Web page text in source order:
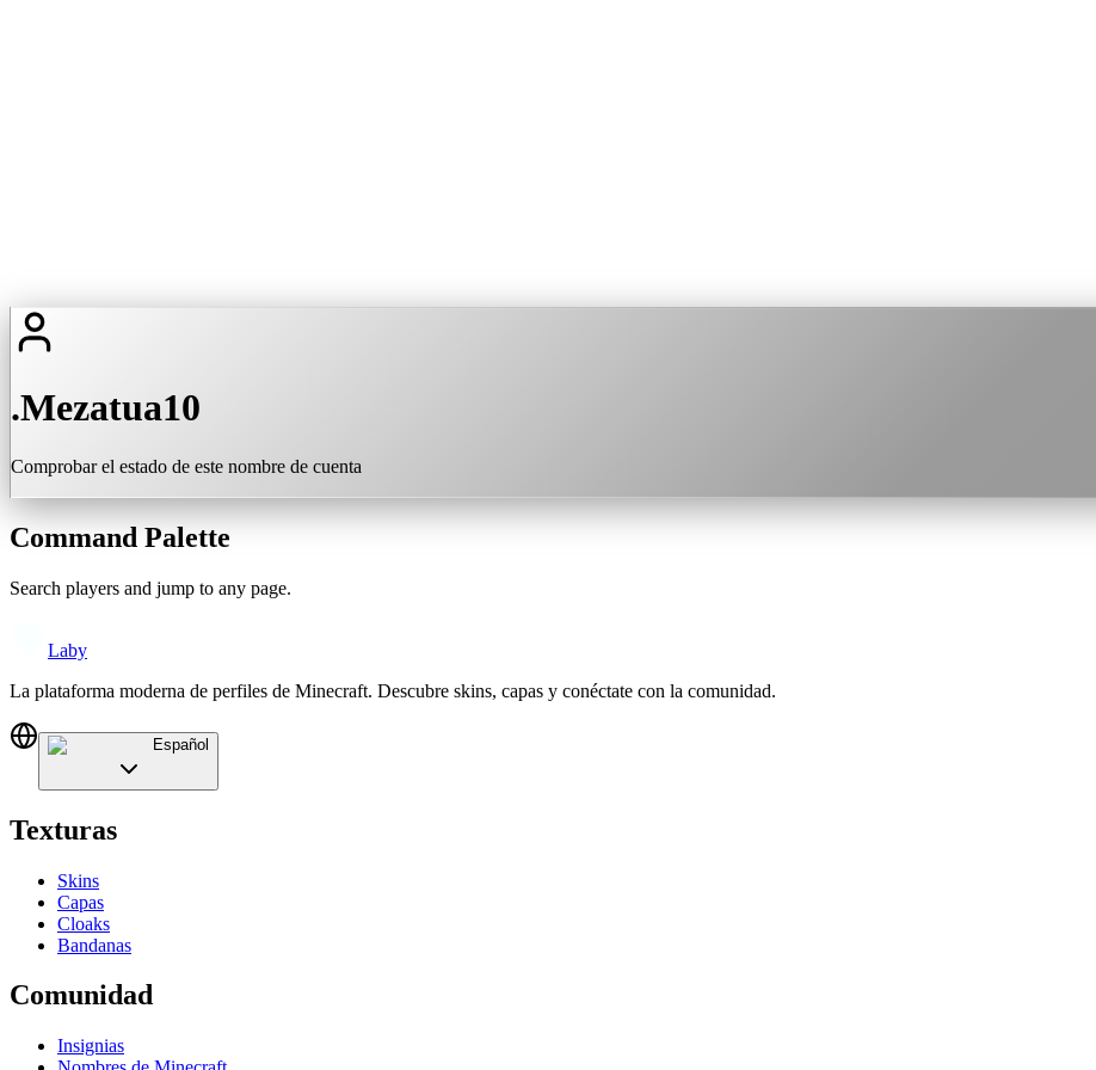
.Mezatua10
Comprobar el estado de este nombre de cuenta
Command Palette
Search players and jump to any page.
Laby
La plataforma moderna de perfiles de Minecraft. Descubre skins, capas y conéctate con la comunidad.
Español
Texturas
Skins
Capas
Cloaks
Bandanas
Comunidad
Insignias